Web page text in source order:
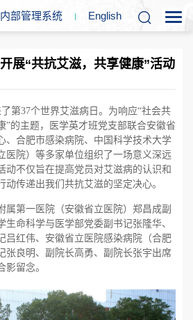
部管理系统 English
展“共抗艾滋，共享健康”活动
第37个世界艾滋病日。为响应“社会共
”的主题，医学英才班党支部联合安徽省
、合肥市感染病院、中国科学技术大学
医院）等多家单位组织了一场意义深远
动不仅旨在提高党员对艾滋病的认识和
动传递出我们 共抗艾滋的坚定决心。
属第一医院（安徽省立医院）郑昌成副
生命科学与医学部党委副书记张隆华、
吕红伟、安徽省立医院感染病院（合肥
张良明、副院长高勇、副院长张宇出席
影留念。